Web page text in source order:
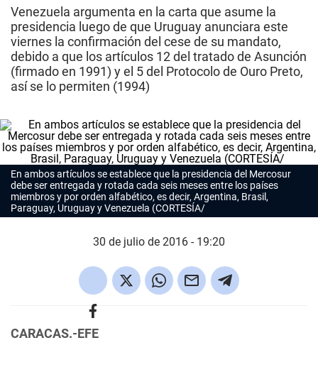
Venezuela argumenta en la carta que asume la
presidencia luego de que Uruguay anunciara este
viernes la confirmación del cese de su mandato,
debido a que los artículos 12 del tratado de Asunción
(firmado en 1991) y el 5 del Protocolo de Ouro Preto,
así se lo permiten (1994)
En ambos artículos se establece que la presidencia del Mercosur
debe ser entregada y rotada cada seis meses entre los países
miembros y por orden alfabético, es decir, Argentina, Brasil,
Paraguay, Uruguay y Venezuela (CORTESÍA/
30 de julio de 2016 - 19:20
CARACAS.-EFE